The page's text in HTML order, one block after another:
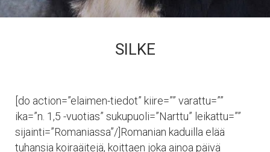
SILKE
[do action=”elaimen-tiedot” kiire=”” varattu=””
ika=”n. 1,5 -vuotias” sukupuoli=”Narttu” leikattu=””
sijainti=”Romaniassa”/]Romanian kaduilla elää
tuhansia koiraäitejä, koittaen joka ainoa päivä